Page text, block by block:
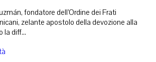
fondatore dell’Ordine dei Frati
zelante apostolo della devozione alla
la diff...